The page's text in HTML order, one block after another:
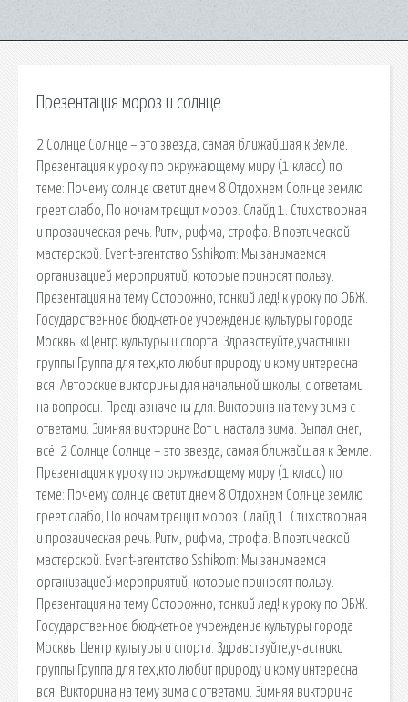
Презентация мороз и солнце
2 Солнце Солнце – это звезда, самая ближайшая к Земле.
Презентация к уроку по окружающему миру (1 класс) по
теме: Почему солнце светит днем 8 Отдохнем Солнце землю
греет слабо, По ночам трещит мороз. Слайд 1. Стихотворная
и прозаическая речь. Ритм, рифма, строфа. В поэтической
мастерской. Event-агентство Sshikom: Мы занимаемся
организацией мероприятий, которые приносят пользу.
Презентация на тему Осторожно, тонкий лед! к уроку по ОБЖ.
Государственное бюджетное учреждение культуры города
Москвы «Центр культуры и спорта. Здравствуйте,участники
группы!Группа для тех,кто любит природу и кому интересна
вся. Авторские викторины для начальной школы, с ответами
на вопросы. Предназначены для. Викторина на тему зима с
ответами. Зимняя викторина Вот и настала зима. Выпал снег,
всё. 2 Солнце Солнце – это звезда, самая ближайшая к Земле.
Презентация к уроку по окружающему миру (1 класс) по
теме: Почему солнце светит днем 8 Отдохнем Солнце землю
греет слабо, По ночам трещит мороз. Слайд 1. Стихотворная
и прозаическая речь. Ритм, рифма, строфа. В поэтической
мастерской. Event-агентство Sshikom: Мы занимаемся
организацией мероприятий, которые приносят пользу.
Презентация на тему Осторожно, тонкий лед! к уроку по ОБЖ.
Государственное бюджетное учреждение культуры города
Москвы Центр культуры и спорта. Здравствуйте,участники
группы!Группа для тех,кто любит природу и кому интересна
вся. Викторина на тему зима с ответами. Зимняя викторина